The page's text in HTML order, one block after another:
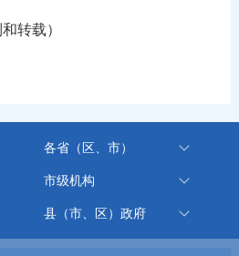
转载）
各省（区、市）
市级机构
县（市、区）政府